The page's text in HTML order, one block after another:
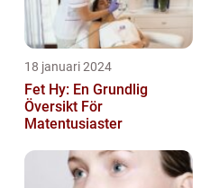
18 januari 2024
Fet Hy: En Grundlig
Översikt För
Matentusiaster